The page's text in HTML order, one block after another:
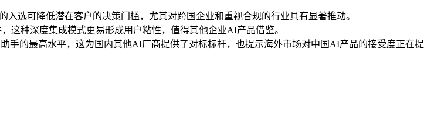
入选可降低潜在客户的决策门槛，尤其对跨国企业和重视合规的行业具有显著推动。
这种深度集成模式更易形成用户粘性，值得其他企业AI产品借鉴。
手的最高水平，这为国内其他AI厂商提供了对标标杆，也提示海外市场对中国AI产品的接受度正在提